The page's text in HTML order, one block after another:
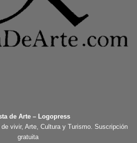
de Arte – Logopress
vivir, Arte, Cultura y Turismo. Suscripción
gratuita